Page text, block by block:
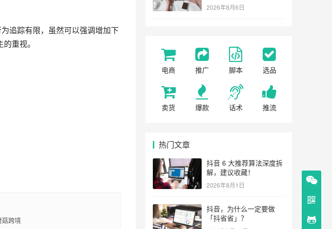
追踪有限，虽然可以强调增加下
重视。
菇跨境
2026年8月6日
电商 推广 脚本 选品
卖货 爆款 话术 推流
热门文章
抖音 6 大推荐算法深度拆
解，建议收藏！
2026年8月1日
抖音，为什么一定要做
「抖省省」？